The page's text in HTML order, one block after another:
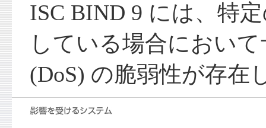
ISC BIND 9 には、特
している場合におい
(DoS) の脆弱性が存在